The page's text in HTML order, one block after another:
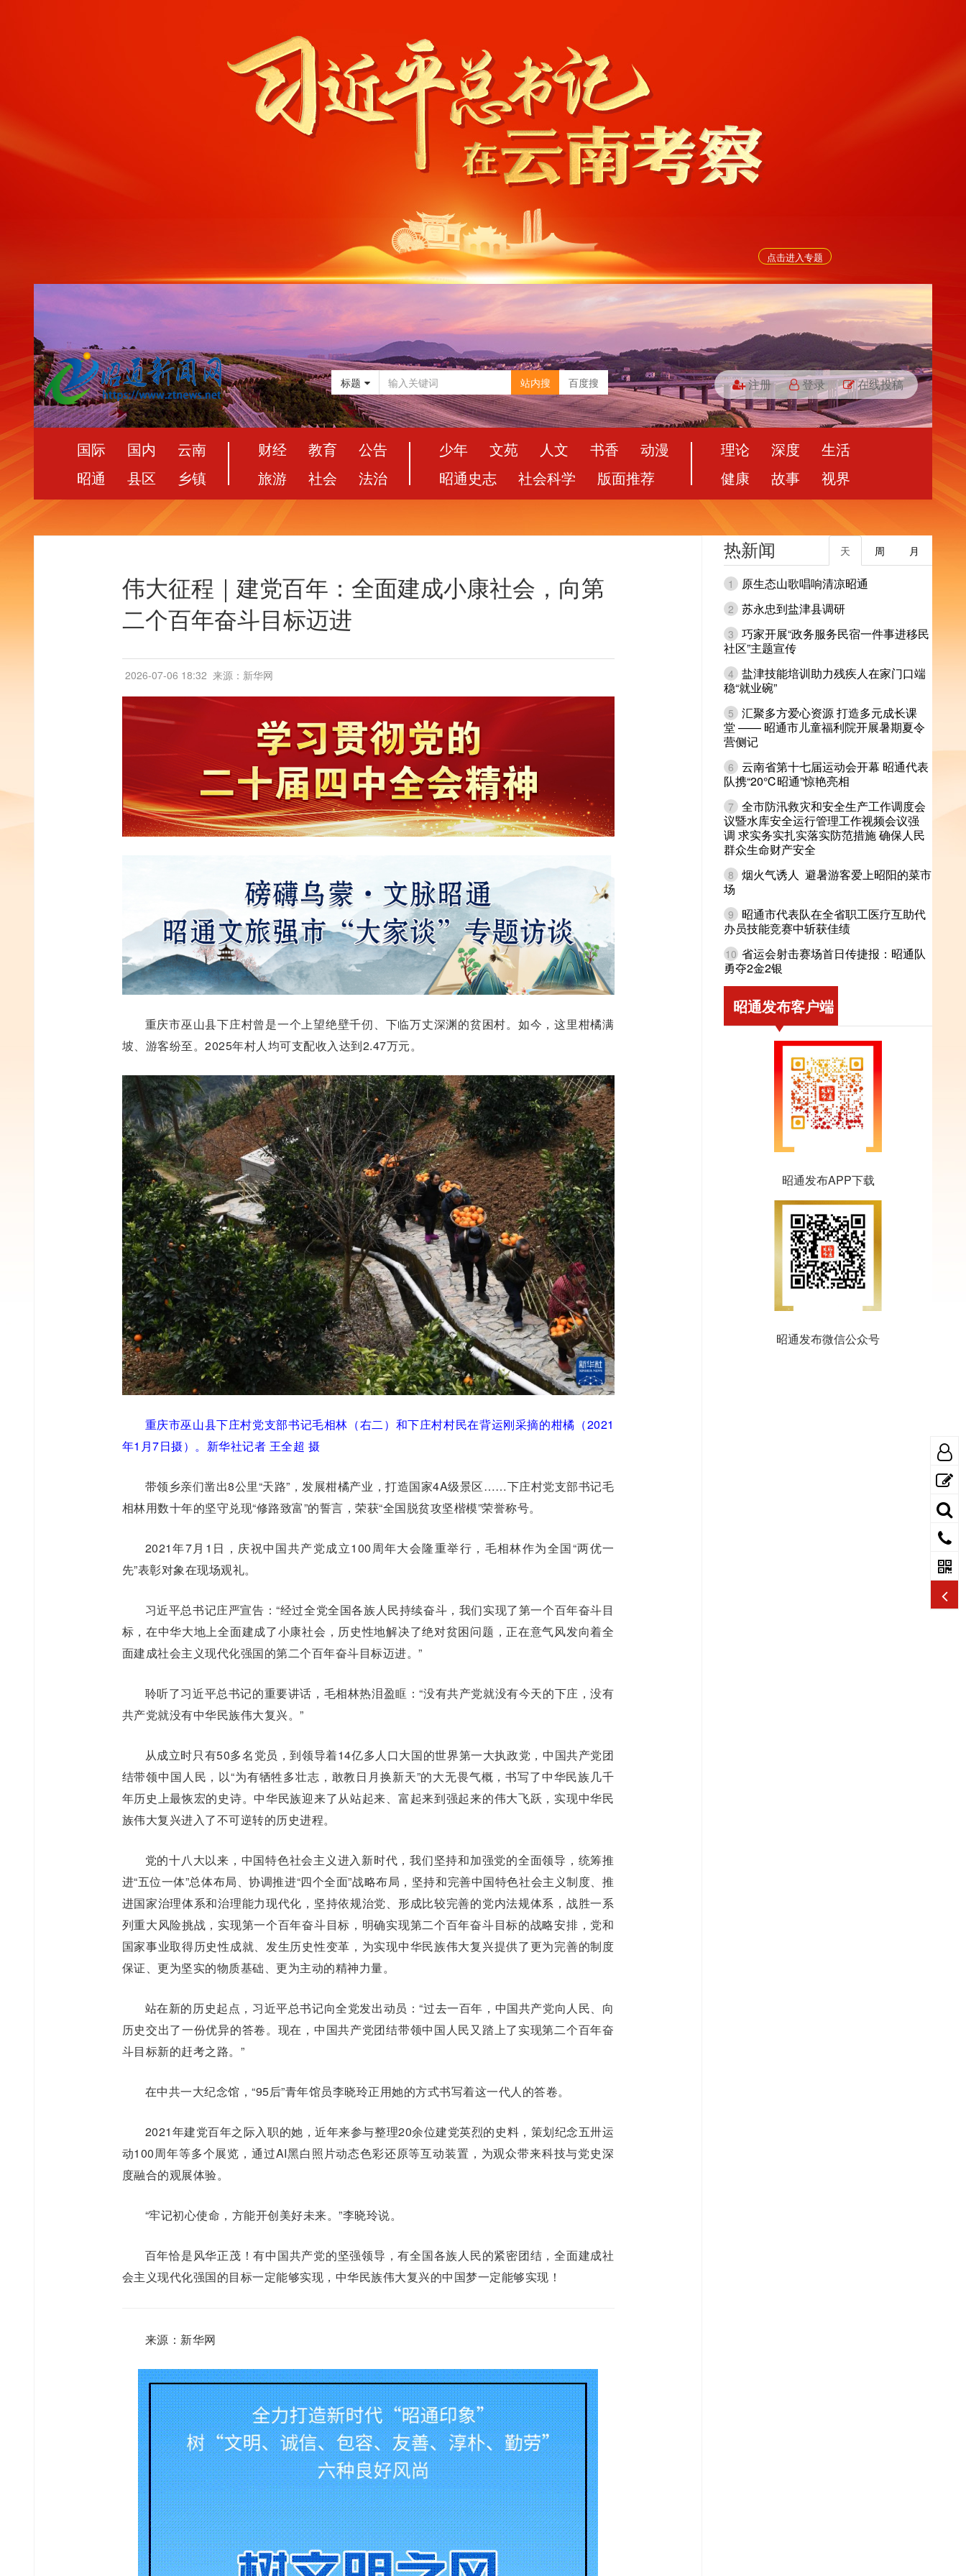
点击进入专题
标题 站内搜 百度搜 注册 登录 在线投稿
国际 国内
云南
昭通
县区 乡镇
财经 教育
公告
旅游
社会 法治
少年 文苑 人文 书香
动漫
昭通史志
社会科学 版面推荐
理论 深度
生活
健康
故事 视界
伟大征程｜建党百年：全面建成小康社会，向第
二个百年奋斗目标迈进
2026-07-06 18:32 来源：新华网
重庆市巫山县下庄村曾是一个上望绝壁千仞、下临万丈深渊的贫困村。如今，这里柑橘满
坡、游客纷至。2025年村人均可支配收入达到2.47万元。
重庆市巫山县下庄村党支部书记毛相林（右二）和下庄村村民在背运刚采摘的柑橘（2021
年1月7日摄）。新华社记者 王全超 摄
带领乡亲们凿出8公里“天路”，发展柑橘产业，打造国家4A级景区……下庄村党支部书记毛
相林用数十年的坚守兑现“修路致富”的誓言，荣获“全国脱贫攻坚楷模”荣誉称号。
2021年7月1日，庆祝中国共产党成立100周年大会隆重举行，毛相林作为全国“两优一
先”表彰对象在现场观礼。
习近平总书记庄严宣告：“经过全党全国各族人民持续奋斗，我们实现了第一个百年奋斗目
标，在中华大地上全面建成了小康社会，历史性地解决了绝对贫困问题，正在意气风发向着全
面建成社会主义现代化强国的第二个百年奋斗目标迈进。”
聆听了习近平总书记的重要讲话，毛相林热泪盈眶：“没有共产党就没有今天的下庄，没有
共产党就没有中华民族伟大复兴。”
从成立时只有50多名党员，到领导着14亿多人口大国的世界第一大执政党，中国共产党团
结带领中国人民，以“为有牺牲多壮志，敢教日月换新天”的大无畏气概，书写了中华民族几千
年历史上最恢宏的史诗。中华民族迎来了从站起来、富起来到强起来的伟大飞跃，实现中华民
族伟大复兴进入了不可逆转的历史进程。
党的十八大以来，中国特色社会主义进入新时代，我们坚持和加强党的全面领导，统筹推
进“五位一体”总体布局、协调推进“四个全面”战略布局，坚持和完善中国特色社会主义制度、推
进国家治理体系和治理能力现代化，坚持依规治党、形成比较完善的党内法规体系，战胜一系
列重大风险挑战，实现第一个百年奋斗目标，明确实现第二个百年奋斗目标的战略安排，党和
国家事业取得历史性成就、发生历史性变革，为实现中华民族伟大复兴提供了更为完善的制度
保证、更为坚实的物质基础、更为主动的精神力量。
站在新的历史起点，习近平总书记向全党发出动员：“过去一百年，中国共产党向人民、向
历史交出了一份优异的答卷。现在，中国共产党团结带领中国人民又踏上了实现第二个百年奋
斗目标新的赶考之路。”
在中共一大纪念馆，“95后”青年馆员李晓玲正用她的方式书写着这一代人的答卷。
2021年建党百年之际入职的她，近年来参与整理20余位建党英烈的史料，策划纪念五卅运
动100周年等多个展览，通过AI黑白照片动态色彩还原等互动装置，为观众带来科技与党史深
度融合的观展体验。
“牢记初心使命，方能开创美好未来。”李晓玲说。
百年恰是风华正茂！有中国共产党的坚强领导，有全国各族人民的紧密团结，全面建成社
会主义现代化强国的目标一定能够实现，中华民族伟大复兴的中国梦一定能够实现！
来源：新华网
热新闻 月
周
天
1 原生态山歌唱响清凉昭通
2 苏永忠到盐津县调研
3 巧家开展“政务服务民宿一件事进移民
社区”主题宣传
4 盐津技能培训助力残疾人在家门口端
稳“就业碗”
5 汇聚多方爱心资源 打造多元成长课
堂 —— 昭通市儿童福利院开展暑期夏令
营侧记
6 云南省第十七届运动会开幕 昭通代表
队携“20℃昭通”惊艳亮相
7 全市防汛救灾和安全生产工作调度会
议暨水库安全运行管理工作视频会议强
调 求实务实扎实落实防范措施 确保人民
群众生命财产安全
8 烟火气诱人 避暑游客爱上昭阳的菜市
场
9
昭通市代表队在全省职工医疗互助代
办员技能竞赛中斩获佳绩
10 省运会射击赛场首日传捷报：昭通队
勇夺2金2银
昭通发布客户端
昭通发布APP下载
昭通发布微信公众号